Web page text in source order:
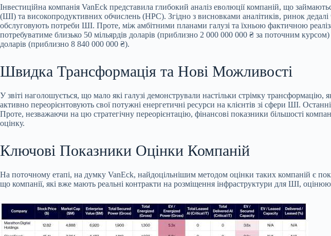
Інвестиційна компанія VanEck представила глибокий аналіз еволюції компаній, що
(ШІ) та високопродуктивних обчислень (HPC). Згідно з висновками аналітиків, ринок дедалі
обслуговують потреби ШІ. Проте, між амбітними планами галузі та їхньою фактичною
потребуватиме близько 50 мільярдів доларів (приблизно 2 000 000 000 ₴ за поточним
доларів (приблизно 8 840 000 000 ₴).
Швидка Трансформація та Нові Можливості
У звіті наголошується, що мало які галузі демонстрували настільки стрімку
активно переорієнтовують свої потужні енергетичні ресурси на клієнтів зі сфери ШІ.
Проте, незважаючи на цю стратегічну переорієнтацію, фінансові показники більшості
оцінку.
Ключові Показники Оцінки Компаній
На поточному етапі, на думку VanEck, найдоцільнішим методом оцінки таких компаній є
що компанії, які вже мають реальні контракти на розміщення інфраструктури для ШІ,